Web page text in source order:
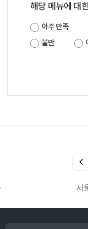
해당 메뉴에 대
아주 만족
불만
서